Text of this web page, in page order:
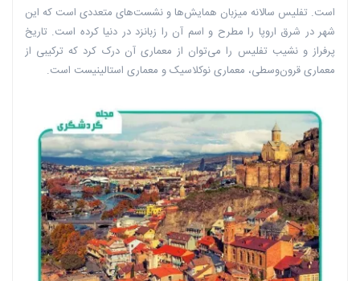
است. تفلیس سالانه میزبان همایش‌ها و نشست‌های متعددی است که این
شهر در شرق اروپا را مطرح و اسم آن را زبانزد در دنیا کرده است. تاریخ
پرفراز و نشیب تفلیس را می‌توان از معماری آن درک کرد که ترکیبی از
معماری قرون‌وسطی، معماری نوکلاسیک و معماری استالینیست است.